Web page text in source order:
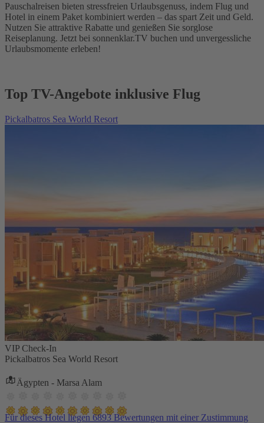
Pauschalreisen bieten stressfreien Urlaubsgenuss, indem Flug und
Hotel in einem Paket kombiniert werden – das spart Zeit und Geld.
Nutzen Sie attraktive Rabatte und genießen Sie sorglose
Reiseplanung. Jetzt bei sonnenklar.TV buchen und unvergessliche
Urlaubsmomente erleben!
Top TV-Angebote inklusive Flug
Pickalbatros Sea World Resort
VIP Check-In
Pickalbatros Sea World Resort
Ägypten - Marsa Alam
Für dieses Hotel liegen 6893 Bewertungen mit einer Zustimmung